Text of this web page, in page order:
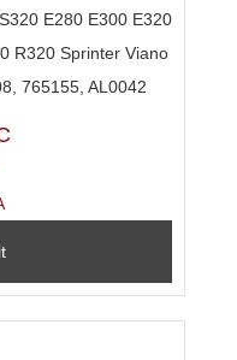
E280 E300 E320
R320 Sprinter Viano
765155, AL0042